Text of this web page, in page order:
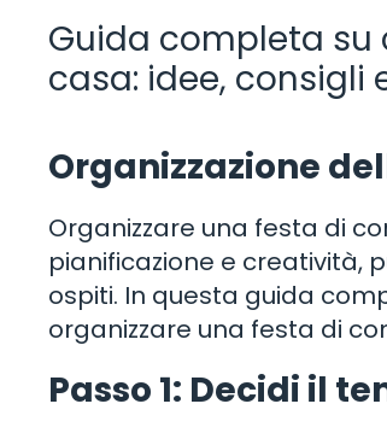
Guida completa su
casa: idee, consigli
Organizzazione
Organizzare una festa di
pianificazione e creatività,
ospiti. In questa guida
organizzare una festa di
Passo 1: Decidi il